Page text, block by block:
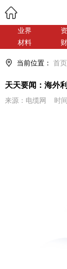
业界
材料
当前位置： 首页
天天要闻：海外
来源：电缆网 时间